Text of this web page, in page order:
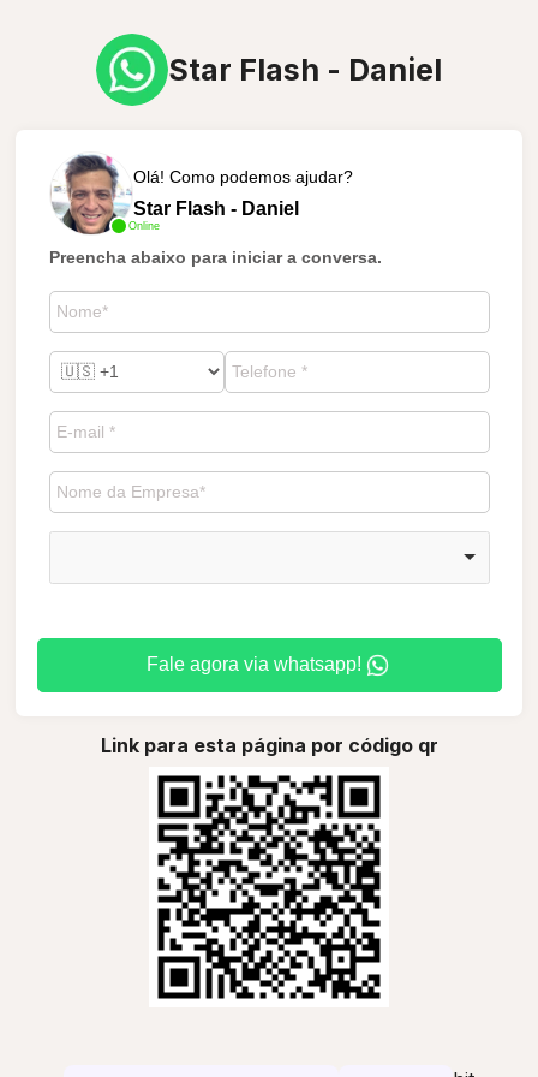
Star Flash - Daniel
Online
Olá! Como podemos ajudar?
Star Flash - Daniel
Preencha abaixo para iniciar a conversa.
Fale agora via whatsapp!
Link para esta página por código qr